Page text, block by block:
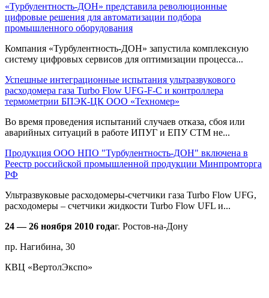
«Турбулентность-ДОН» представила революционные
цифровые решения для автоматизации подбора
промышленного оборудования
Компания «Турбулентность-ДОН» запустила комплексную
систему цифровых сервисов для оптимизации процесса...
Успешные интеграционные испытания ультразвукового
расходомера газа Turbo Flow UFG-F-С и контроллера
термометрии БПЭК-ЦК ООО «Техномер»
Во время проведения испытаний случаев отказа, сбоя или
аварийных ситуаций в работе ИПУГ и ЕПУ СТМ не...
Продукция ООО НПО "Турбулентность-ДОН" включена в
Реестр российской промышленной продукции Минпромторга
РФ
Ультразвуковые расходомеры-счетчики газа Turbo Flow UFG,
расходомеры – счетчики жидкости Turbo Flow UFL и...
24 — 26 ноября 2010 годаг. Ростов-на-Дону
пр. Нагибина, 30
КВЦ «ВертолЭкспо»